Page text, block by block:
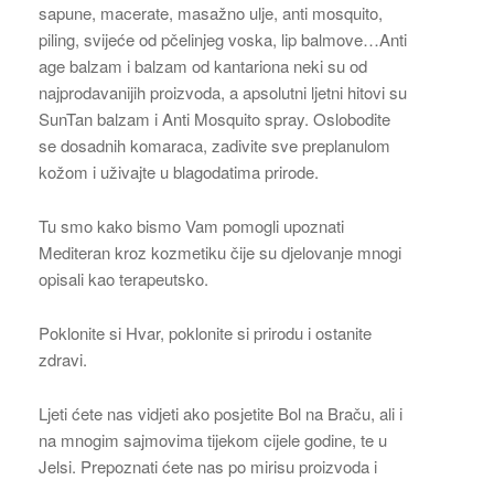
sapune, macerate, masažno ulje, anti mosquito,
piling, svijeće od pčelinjeg voska, lip balmove…Anti
age balzam i balzam od kantariona neki su od
najprodavanijih proizvoda, a apsolutni ljetni hitovi su
SunTan balzam i Anti Mosquito spray. Oslobodite
se dosadnih komaraca, zadivite sve preplanulom
kožom i uživajte u blagodatima prirode.
Tu smo kako bismo Vam pomogli upoznati
Mediteran kroz kozmetiku čije su djelovanje mnogi
opisali kao terapeutsko.
Poklonite si Hvar, poklonite si prirodu i ostanite
zdravi.
Ljeti ćete nas vidjeti ako posjetite Bol na Braču, ali i
na mnogim sajmovima tijekom cijele godine, te u
Jelsi. Prepoznati ćete nas po mirisu proizvoda i